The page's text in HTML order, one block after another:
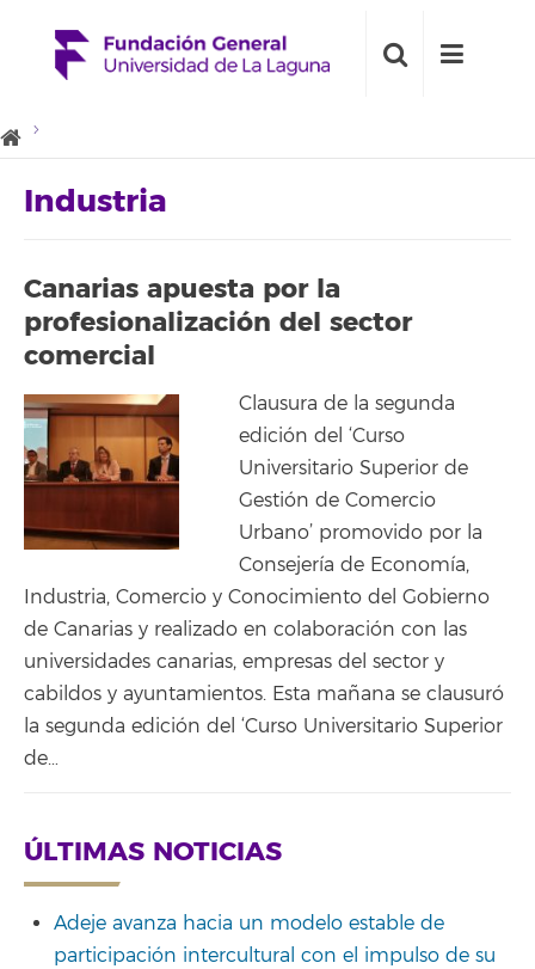
Industria
Canarias apuesta por la
profesionalización del sector
comercial
Clausura de la segunda
edición del ‘Curso
Universitario Superior de
Gestión de Comercio
Urbano’ promovido por la
Consejería de Economía,
Industria, Comercio y Conocimiento del Gobierno
de Canarias y realizado en colaboración con las
universidades canarias, empresas del sector y
cabildos y ayuntamientos. Esta mañana se clausuró
la segunda edición del ‘Curso Universitario Superior
de…
ÚLTIMAS NOTICIAS
Adeje avanza hacia un modelo estable de
participación intercultural con el impulso de su